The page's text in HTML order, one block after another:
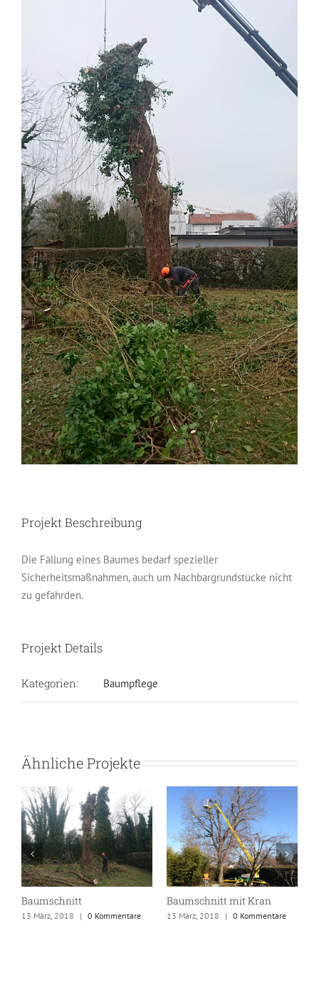
Projekt Beschreibung
Die Fällung eines Baumes bedarf spezieller
Sicherheitsmaßnahmen, auch um Nachbargrundstücke nicht
zu gefährden.
Projekt Details
Kategorien: Baumpflege
Ähnliche Projekte
Baumschnitt
13 März, 2018 | 0 Kommentare
Baumschnitt mit Kran
13 März, 2018 | 0 Kommentare